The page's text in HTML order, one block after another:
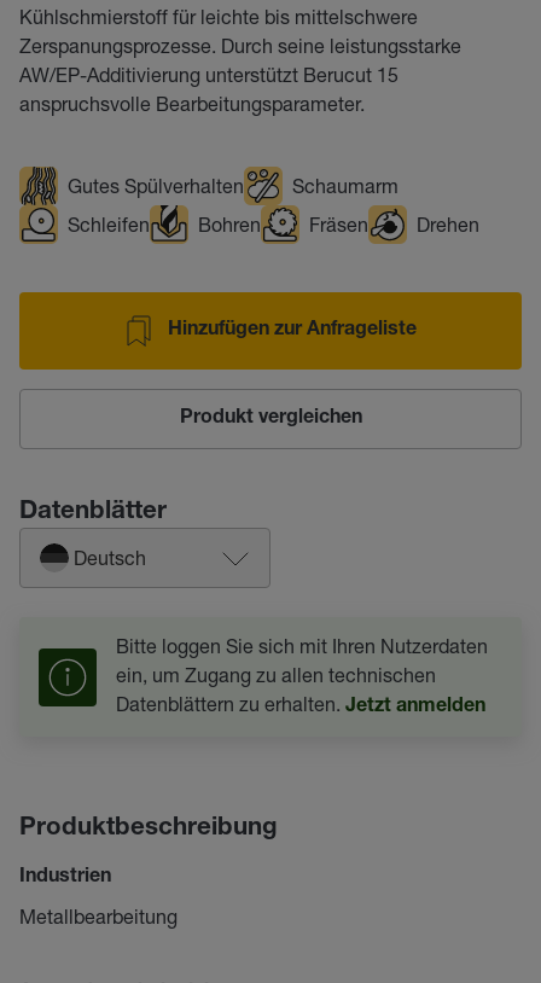
Kühlschmierstoff für leichte bis mittelschwere
Zerspanungsprozesse. Durch seine leistungsstarke
AW/EP-Additivierung unterstützt Berucut 15
anspruchsvolle Bearbeitungsparameter.
Gutes Spülverhalten
Schaumarm
Schleifen
Bohren Fräsen Drehen
Hinzufügen zur Anfrageliste
Produkt vergleichen
Datenblätter
Deutsch
Bitte loggen Sie sich mit Ihren Nutzerdaten
ein, um Zugang zu allen technischen
Datenblättern zu erhalten. Jetzt anmelden
Produktbeschreibung
Industrien
Metallbearbeitung